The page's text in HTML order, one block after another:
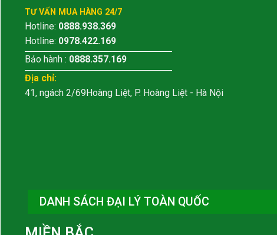
TƯ VẤN MUA HÀNG 24/7
Hotline: 0888.938.369
Hotline: 0978.422.169
Bảo hành : 0888.357.169
Địa chỉ:
41, ngách 2/69Hoàng Liệt, P. Hoàng Liệt - Hà Nội
DANH SÁCH ĐẠI LÝ TOÀN QUỐC